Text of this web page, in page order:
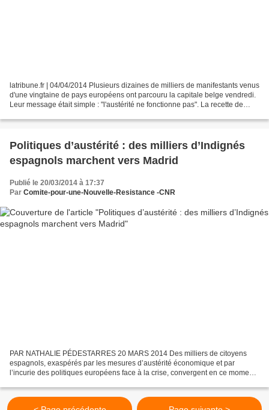
latribune.fr | 04/04/2014 Plusieurs dizaines de milliers de manifestants venus
d'une vingtaine de pays européens ont parcouru la capitale belge vendredi.
Leur message était simple : "l'austérité ne fonctionne pas". La recette de
Politiques d’austérité : des milliers d’Indignés
espagnols marchent vers Madrid
Publié le 20/03/2014 à 17:37
Par Comite-pour-une-Nouvelle-Resistance -CNR
PAR NATHALIE PÉDESTARRES 20 MARS 2014 Des milliers de citoyens
espagnols, exaspérés par les mesures d’austérité économique et par
l’incurie des politiques européens face à la crise, convergent en ce moment